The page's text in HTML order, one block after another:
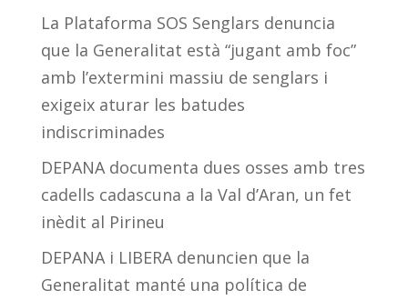
La Plataforma SOS Senglars denuncia
que la Generalitat està “jugant amb foc”
amb l’extermini massiu de senglars i
exigeix aturar les batudes
indiscriminades
DEPANA documenta dues osses amb tres
cadells cadascuna a la Val d’Aran, un fet
inèdit al Pirineu
DEPANA i LIBERA denuncien que la
Generalitat manté una política de